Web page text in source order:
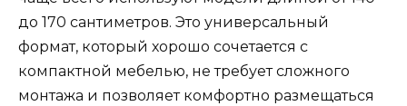
до 170 сантиметров. Это универсальный
формат, который хорошо сочетается с
компактной мебелью, не требует сложного
монтажа и позволяет комфортно размещаться